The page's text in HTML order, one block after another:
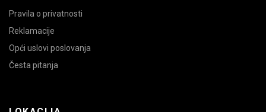
Pravila o privatnosti
Reklamacije
Opći uslovi poslovanja
Česta pitanja